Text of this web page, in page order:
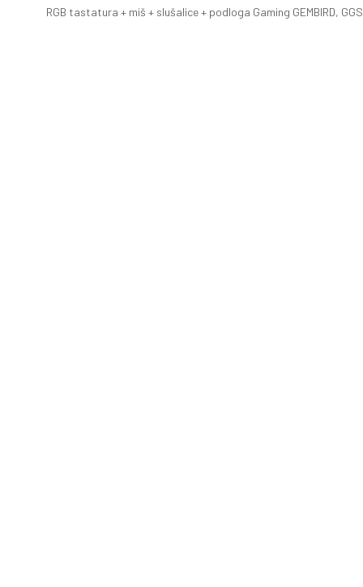
RGB tastatura + miš + slušalice + podloga Gaming GEMBIRD,